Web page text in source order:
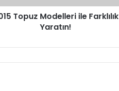
Topuz Modelleri ile Farklılık
Yaratın!